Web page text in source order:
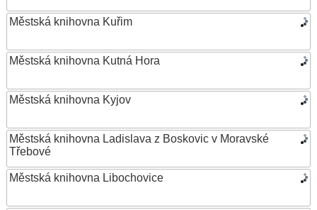
Městská knihovna Kuřim
Městská knihovna Kutná Hora
Městská knihovna Kyjov
Městská knihovna Ladislava z Boskovic v Moravské
Třebové
Městská knihovna Libochovice